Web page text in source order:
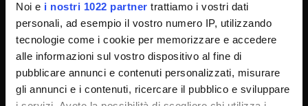
Noi e i nostri 1022 partner trattiamo i vostri dati
personali, ad esempio il vostro numero IP, utilizzando
tecnologie come i cookie per memorizzare e accedere
alle informazioni sul vostro dispositivo al fine di
pubblicare annunci e contenuti personalizzati, misurare
gli annunci e i contenuti, ricercare il pubblico e sviluppare
Transparency
Official University Register
Job vacancies
Procurement